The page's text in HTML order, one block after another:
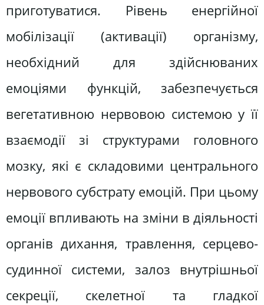
приготуватися. Рівень енергійної
мобілізації (активації) організму,
необхідний для здійснюваних
емоціями функцій, забезпечується
вегетативною нервовою системою у її
взаємодії зі структурами головного
мозку, які є складовими центрального
нервового субстрату емоцій. При цьому
емоції впливають на зміни в діяльності
органів дихання, травлення, серцево-
судинної системи, залоз внутрішньої
секреції, скелетної та гладкої